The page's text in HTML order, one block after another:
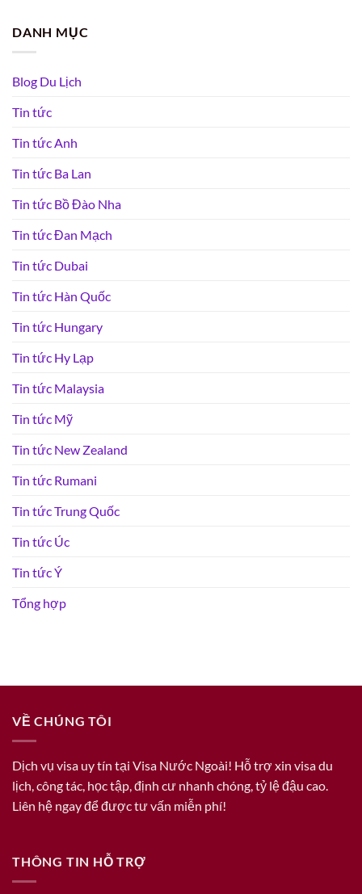
DANH MỤC
Blog Du Lịch
Tin tức
Tin tức Anh
Tin tức Ba Lan
Tin tức Bồ Đào Nha
Tin tức Đan Mạch
Tin tức Dubai
Tin tức Hàn Quốc
Tin tức Hungary
Tin tức Hy Lạp
Tin tức Malaysia
Tin tức Mỹ
Tin tức New Zealand
Tin tức Rumani
Tin tức Trung Quốc
Tin tức Úc
Tin tức Ý
Tổng hợp
VỀ CHÚNG TÔI
Dịch vụ visa uy tín tại Visa Nước Ngoài! Hỗ trợ xin visa du
lịch, công tác, học tập, định cư nhanh chóng, tỷ lệ đậu cao.
Liên hệ ngay để được tư vấn miễn phí!
THÔNG TIN HỖ TRỢ